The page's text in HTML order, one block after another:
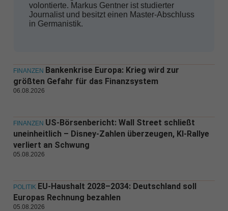
volontierte. Markus Gentner ist studierter
Journalist und besitzt einen Master-Abschluss
in Germanistik.
FINANZEN Bankenkrise Europa: Krieg wird zur
größten Gefahr für das Finanzsystem
06.08.2026
FINANZEN US-Börsenbericht: Wall Street schließt
uneinheitlich – Disney-Zahlen überzeugen, KI-Rallye
verliert an Schwung
05.08.2026
POLITIK EU-Haushalt 2028–2034: Deutschland soll
Europas Rechnung bezahlen
05.08.2026